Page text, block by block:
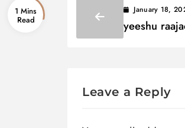
January 18,
yeeshu
Leave a Reply
1 Mins